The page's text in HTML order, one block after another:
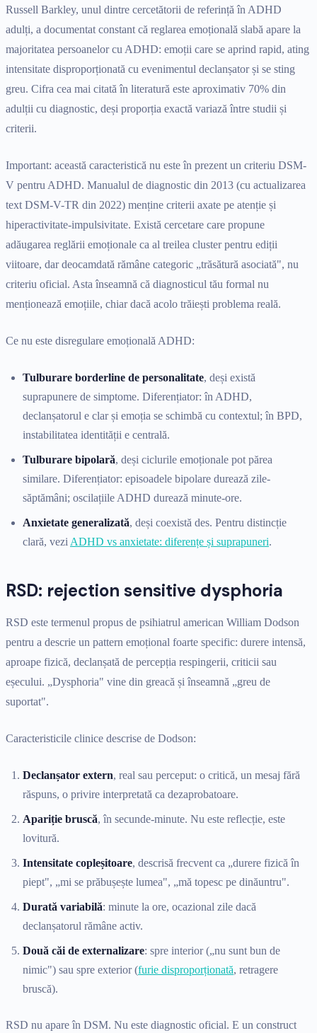
Russell Barkley, unul dintre cercetătorii de referință în ADHD
adulți, a documentat constant că reglarea emoțională slabă apare la
majoritatea persoanelor cu ADHD: emoții care se aprind rapid, ating
intensitate disproporționată cu evenimentul declanșator și se sting
greu. Cifra cea mai citată în literatură este aproximativ 70% din
adulții cu diagnostic, deși proporția exactă variază între studii și
criterii.
Important: această caracteristică nu este în prezent un criteriu DSM-
V pentru ADHD. Manualul de diagnostic din 2013 (cu actualizarea
text DSM-V-TR din 2022) menține criterii axate pe atenție și
hiperactivitate-impulsivitate. Există cercetare care propune
adăugarea reglării emoționale ca al treilea cluster pentru ediții
viitoare, dar deocamdată rămâne categoric „trăsătură asociată", nu
criteriu oficial. Asta înseamnă că diagnosticul tău formal nu
menționează emoțiile, chiar dacă acolo trăiești problema reală.
Ce nu este disregulare emoțională ADHD:
Tulburare borderline de personalitate, deși există
suprapunere de simptome. Diferențiator: în ADHD,
declanșatorul e clar și emoția se schimbă cu contextul; în BPD,
instabilitatea identității e centrală.
Tulburare bipolară, deși ciclurile emoționale pot părea
similare. Diferențiator: episoadele bipolare durează zile-
săptămâni; oscilațiile ADHD durează minute-ore.
Anxietate generalizată, deși coexistă des. Pentru distincție
clară, vezi ADHD vs anxietate: diferențe și suprapuneri.
RSD: rejection sensitive dysphoria
RSD este termenul propus de psihiatrul american William Dodson
pentru a descrie un pattern emoțional foarte specific: durere intensă,
aproape fizică, declanșată de percepția respingerii, criticii sau
eșecului. „Dysphoria" vine din greacă și înseamnă „greu de
suportat".
Caracteristicile clinice descrise de Dodson:
Declanșator extern, real sau perceput: o critică, un mesaj fără
răspuns, o privire interpretată ca dezaprobatoare.
Apariție bruscă, în secunde-minute. Nu este reflecție, este
lovitură.
Intensitate copleșitoare, descrisă frecvent ca „durere fizică în
piept", „mi se prăbușește lumea", „mă topesc pe dinăuntru".
Durată variabilă: minute la ore, ocazional zile dacă
declanșatorul rămâne activ.
Două căi de externalizare: spre interior („nu sunt bun de
nimic") sau spre exterior (furie disproporționată, retragere
bruscă).
RSD nu apare în DSM. Nu este diagnostic oficial. E un construct